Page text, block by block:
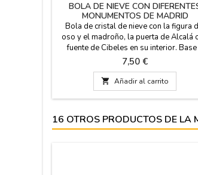
BOLA DE NIEVE CON
MONUMENTOS DE MADRID
Bola de cristal de nieve con la figura
oso y el madroño, la puerta de Alcalá
fuente de Cibeles en su interior.
figuras de resina. Regalo ideal como
recuerdo de su paso por Madrid.
Pequeña 4,5 cm de diámetro x 6 cm de
altura Grande 8 cm de diámetro (base)
cm de altura x 6.5 cm diam.
Precio
7,50 €
 Añadir al carrito
16 OTROS PRODUCTOS DE LA